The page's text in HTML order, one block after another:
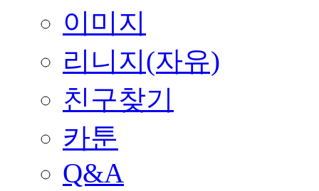
이미지
리니지(자유)
친구찾기
카툰
Q&A